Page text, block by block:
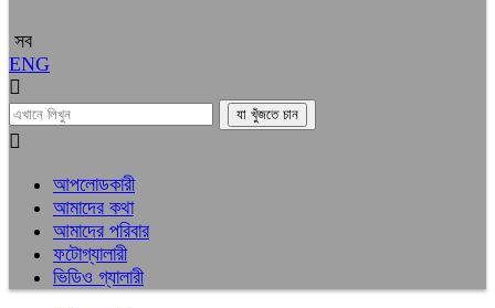
সব
ENG
আপলোডকারী
আমাদের কথা
আমাদের পরিবার
ফটোগ্যালারী
ভিডিও গ্যালারী